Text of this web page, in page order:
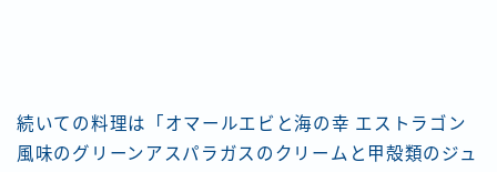
続いての料理は「オマールエビと海の幸 エストラゴン
風味のグリーンアスパラガスのクリームと甲殻類のジュ